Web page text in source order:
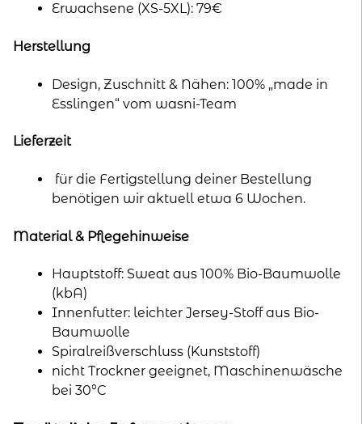
Erwachsene (XS-5XL): 79€
Herstellung
Design, Zuschnitt & Nähen: 100% „made in
Esslingen“ vom wasni-Team
Lieferzeit
für die Fertigstellung deiner Bestellung
benötigen wir aktuell etwa 6 Wochen.
Material & Pflegehinweise
Hauptstoff: Sweat aus 100% Bio-Baumwolle
(kbA)
Innenfutter: leichter Jersey-Stoff aus Bio-
Baumwolle
Spiralreißverschluss (Kunststoff)
nicht Trockner geeignet, Maschinenwäsche
bei 30°C